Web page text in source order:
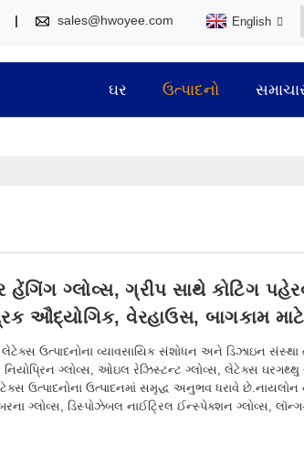
sales@hwoyee.com English
ઘર ઉત્પાદનો
હેંગિંગ ગ્લોવ્સ, ગ્રીપ સાથે કોટિંગ
ઔદ્યોગિક, વેરહાઉસ, બાગકામ માટે
લેટેક્સ ઉત્પાદનોના વ્યાવસાયિક સંશોધન અને ડિઝાઇન સંસ્થા
નિયોપ્રિન ગ્લોવ્સ, ઓઇલ રેઝિસ્ટન્ટ ગ્લોવ્સ, લેટેક્સ ઘરગથ્થુ
ઉત્પાદનોના ઉત્પાદનમાં સમૃદ્ધ અનુભવ ધરાવે છે.નાયલોન
ગ્લોવ્સ, ડિસ્પોઝેબલ નાઈટ્રિલ ઈન્સ્પેક્શન ગ્લોવ્સ,